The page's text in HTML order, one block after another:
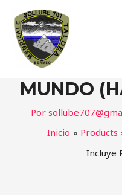
contenido
MUNDO
Por
Inicio
Products
Incluye